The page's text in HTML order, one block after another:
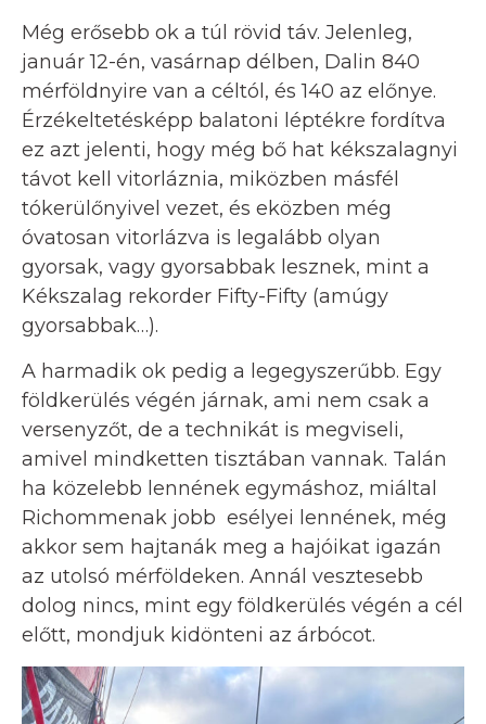
Még erősebb ok a túl rövid táv. Jelenleg,
január 12-én, vasárnap délben, Dalin 840
mérföldnyire van a céltól, és 140 az előnye.
Érzékeltetésképp balatoni léptékre fordítva
ez azt jelenti, hogy még bő hat kékszalagnyi
távot kell vitorláznia, miközben másfél
tókerülőnyivel vezet, és eközben még
óvatosan vitorlázva is legalább olyan
gyorsak, vagy gyorsabbak lesznek, mint a
Kékszalag rekorder Fifty-Fifty (amúgy
gyorsabbak…).
A harmadik ok pedig a legegyszerűbb. Egy
földkerülés végén járnak, ami nem csak a
versenyzőt, de a technikát is megviseli,
amivel mindketten tisztában vannak. Talán
ha közelebb lennének egymáshoz, miáltal
Richommenak jobb esélyei lennének, még
akkor sem hajtanák meg a hajóikat igazán
az utolsó mérföldeken. Annál vesztesebb
dolog nincs, mint egy földkerülés végén a cél
előtt, mondjuk kidönteni az árbócot.